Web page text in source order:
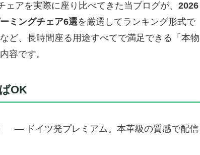
アを実際に座り比べてきた当ブログが、 2026
ミングチェア6選を厳選してランキング形式で
ど、長時間座る用途すべてで満足できる「本物
容です。
OK
― ドイツ発プレミアム。本革級の質感で配信